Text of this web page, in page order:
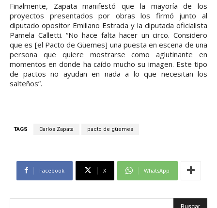
Finalmente, Zapata manifestó que la mayoría de los
proyectos presentados por obras los firmó junto al
diputado opositor Emiliano Estrada y la diputada oficialista
Pamela Calletti. “No hace falta hacer un circo. Considero
que es [el Pacto de Güemes] una puesta en escena de una
persona que quiere mostrarse como aglutinante en
momentos en donde ha caído mucho su imagen. Este tipo
de pactos no ayudan en nada a lo que necesitan los
salteños”.
TAGS Carlos Zapata pacto de güemes
Facebook X WhatsApp